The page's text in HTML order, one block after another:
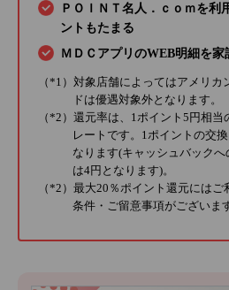
ＰＯＩＮＴ名人．ｃｏｍを利
ントもたまる
ＭＤＣアプリのWEB明細を
（*1）対象店舗によってはアメリ
ドは優遇対象外となります。
（*2）還元率は、1ポイント5円相
レートです。1ポイントの交
なります(キャッシュバック
は4円となります)。
（*2）最大20％ポイント還元には
条件・ご留意事項がございま